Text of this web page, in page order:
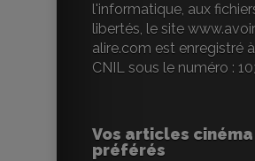
l'informatique, aux
libertés, le site
alire.com est enregistré
CNIL sous le numéro :
Vos articles cinéma
préférés